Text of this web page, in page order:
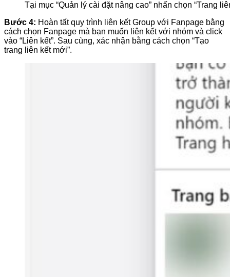
Tại mục “Quản lý cài đặt nâng cao” nhấn chọn “Trang
Bước 4: Hoàn tất quy trình liên kết Group với Fanpage bằng
cách chọn Fanpage mà bạn muốn liên kết với nhóm và click
vào “Liên kết”. Sau cùng, xác nhận bằng cách chọn “Tạo
trang liên kết mới”.